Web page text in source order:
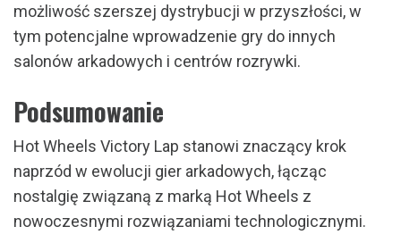
możliwość szerszej dystrybucji w przyszłości, w
tym potencjalne wprowadzenie gry do innych
salonów arkadowych i centrów rozrywki.
Podsumowanie
Hot Wheels Victory Lap stanowi znaczący krok
naprzód w ewolucji gier arkadowych, łącząc
nostalgię związaną z marką Hot Wheels z
nowoczesnymi rozwiązaniami technologicznymi.